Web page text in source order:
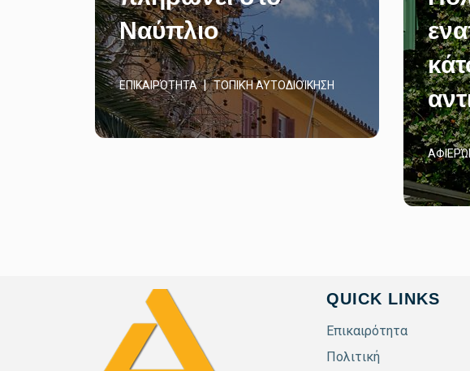
Ναύπλιο
ΕΠΙΚΑΙΡΌΤΗΤΑ ΤΟΠΙΚΉ ΑΥΤΟΔΙΟΊΚΗΣΗ
QUICK LINKS
Επικαιρότητα
Πολιτική